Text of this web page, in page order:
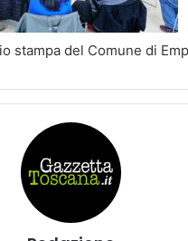
stampa del Comune di